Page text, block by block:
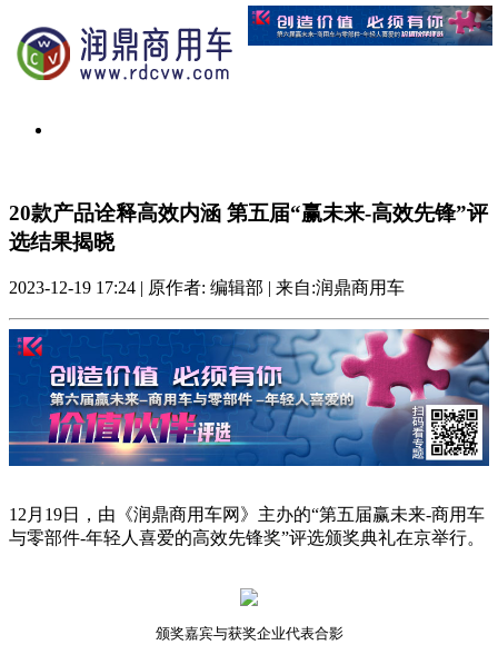
20款产品诠释高效内涵 第五届“赢未来-高效先锋”评
选结果揭晓
2023-12-19 17:24 | 原作者: 编辑部 | 来自:润鼎商用车
12月19日，由《润鼎商用车网》主办的“第五届赢未来-商用车
与零部件-年轻人喜爱的高效先锋奖”评选颁奖典礼在京举行。
颁奖嘉宾与获奖企业代表合影